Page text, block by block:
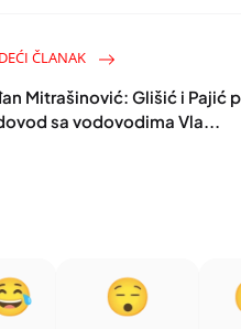
ČLANAK
Mitrašinović: Glišić i Pajić
sa vodovodima Vla...